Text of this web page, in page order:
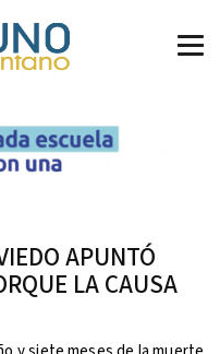
APUNTÓ
LA CAUSA